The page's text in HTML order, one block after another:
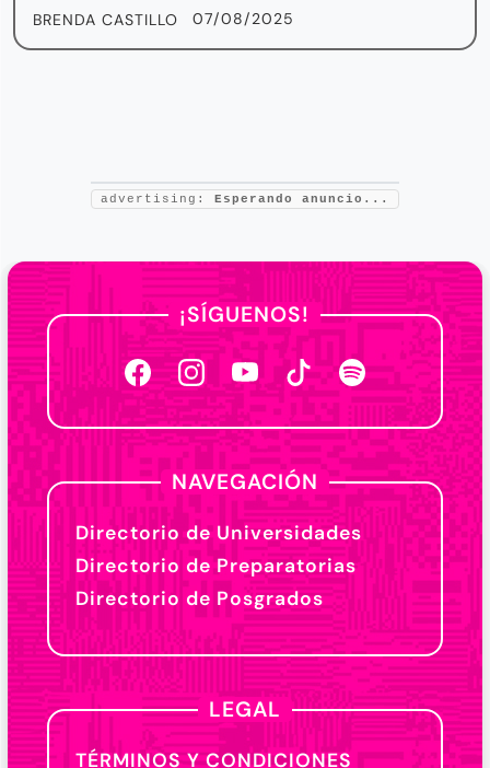
BRENDA CASTILLO 07/08/2025
advertising: Esperando anuncio...
¡SÍGUENOS!
NAVEGACIÓN
Directorio de Universidades
Directorio de Preparatorias
Directorio de Posgrados
LEGAL
TÉRMINOS Y CONDICIONES